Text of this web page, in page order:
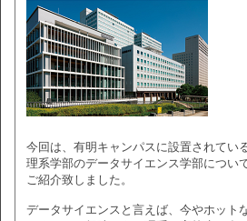
今回は、有明キャンパスに設置されてい
理系学部のデータサイエンス学部につい
ご紹介致しました。
データサイエンスと言えば、今やホット